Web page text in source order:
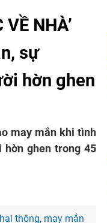
NHÀ’
sự
hờn ghen
may mắn khi tình
hờn ghen trong 45
thông, may mắn